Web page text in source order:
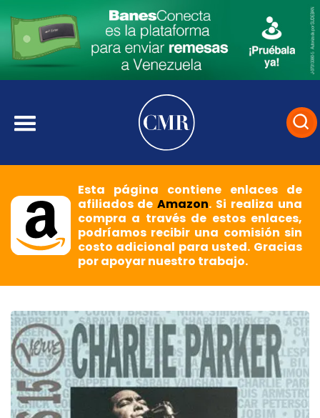
Esta página contiene enlaces de
afiliados deAmazon. Si realiza una
compra a través de estos enlaces,
podríamos recibir una comisión sin
costo adicional para usted. Gracias
por apoyar nuestro trabajo.